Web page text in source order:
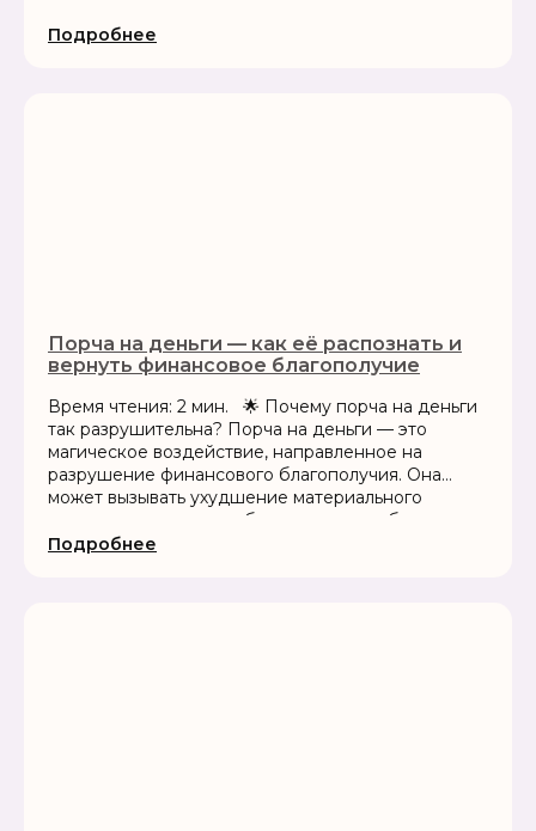
Цель такой порчи...
Подробнее
Порча на деньги — как её распознать и
вернуть финансовое благополучие
Время чтения: 2 мин. 🌟 Почему порча на деньги
так разрушительна? Порча на деньги — это
магическое воздействие, направленное на
разрушение финансового благополучия. Она
может вызывать ухудшение материального
положения, потерю работы, неудачи в бизнесе...
Подробнее